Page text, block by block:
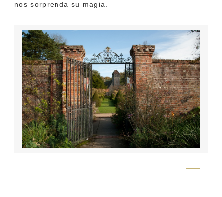
nos sorprenda su magia.
Flickr